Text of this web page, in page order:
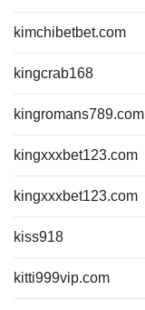
kimchibetbet.com
kingcrab168
kingromans789.com
kingxxxbet123.com
kingxxxbet123.com
kiss918
kitti999vip.com